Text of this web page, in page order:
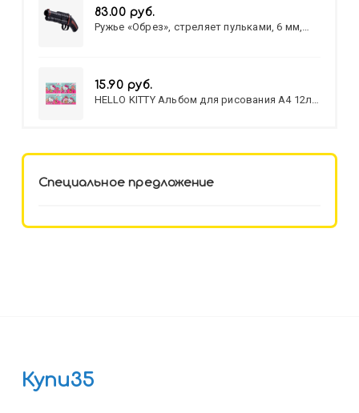
83.00 руб.
Ружье «Обрез», стреляет пульками, 6 мм,
15.90 руб.
HELLO KITTY Альбом для рисования А4 12л.
Специальное предложение
Купи35